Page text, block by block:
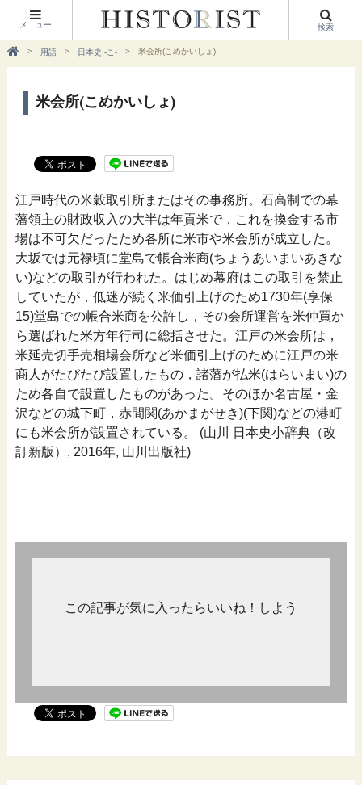
メニュー 検索
用語 日本史 -こ- 米会所(こめかいしょ)
米会所(こめかいしょ)
江戸時代の米穀取引所またはその事務所。石高制での幕
藩領主の財政収入の大半は年貢米で，これを換金する市
場は不可欠だったため各所に米市や米会所が成立した。
大坂では元禄頃に堂島で帳合米商(ちょうあいまいあきな
い)などの取引が行われた。はじめ幕府はこの取引を禁止
していたが，低迷が続く米価引上げのため1730年(享保
15)堂島での帳合米商を公許し，その会所運営を米仲買か
ら選ばれた米方年行司に総括させた。江戸の米会所は，
米延売切手売相場会所など米価引上げのために江戸の米
商人がたびたび設置したもの，諸藩が払米(はらいまい)の
ため各自で設置したものがあった。そのほか名古屋・金
沢などの城下町，赤間関(あかまがせき)(下関)などの港町
にも米会所が設置されている。 (山川 日本史小辞典（改
訂新版）, 2016年, 山川出版社)
この記事が気に入ったらいいね！しよう